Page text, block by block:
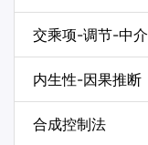
交乘项-调节-中介
内生性-因果推断
合成控制法